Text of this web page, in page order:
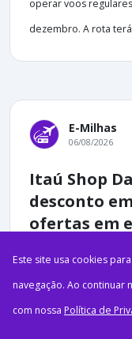
operar voos
dezembro. A rota
E-Milhas
06/08/2026
Itaú Shop
desconto
ofertas em
ago62026Itaú O Itaú
Este site usa cookies
navegação. Ao continuar
com nossa Política de